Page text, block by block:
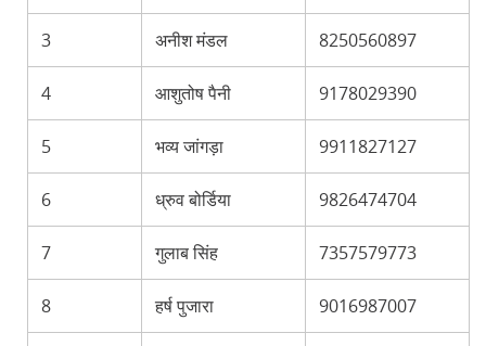
3 अनीश मंडल 8250560897
4 आशुतोष पैनी 9178029390
5 भव्य जांगड़ा 9911827127
6 ध्रुव बोर्डिया 9826474704
7 गुलाब सिंह 7357579773
8 हर्ष पुजारा 9016987007